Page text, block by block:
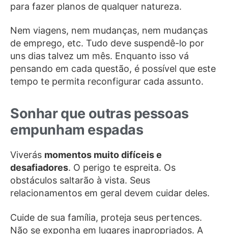
para fazer planos de qualquer natureza.
Nem viagens, nem mudanças, nem mudanças
de emprego, etc. Tudo deve suspendê-lo por
uns dias talvez um mês. Enquanto isso vá
pensando em cada questão, é possível que este
tempo te permita reconfigurar cada assunto.
Sonhar que outras pessoas
empunham espadas
Viverás momentos muito difíceis e
desafiadores. O perigo te espreita. Os
obstáculos saltarão à vista. Seus
relacionamentos em geral devem cuidar deles.
Cuide de sua família, proteja seus pertences.
Não se exponha em lugares inapropriados. A